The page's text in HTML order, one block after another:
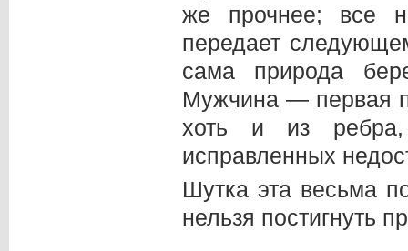
же прочнее; все
передает
сама природа
Мужчина — первая
хоть и из
исправленных
Шутка эта весьма
нельзя постигнуть